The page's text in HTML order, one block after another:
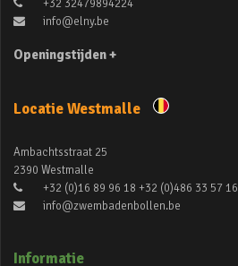
+32 32479894224
info@elny.be
Openingstijden +
Locatie Westmalle
Ambachtsstraat 25
2390 Westmalle
+32 (0)16 89 96 18 +32 (0)486 33 57 16
info@zwembadenbollen.be
Informatie